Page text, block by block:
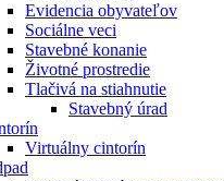
Evidencia obyvateľov
Sociálne veci
Stavebné konanie
Životné prostredie
Tlačivá na stiahnutie
Stavebný úrad
Virtuálny cintorín